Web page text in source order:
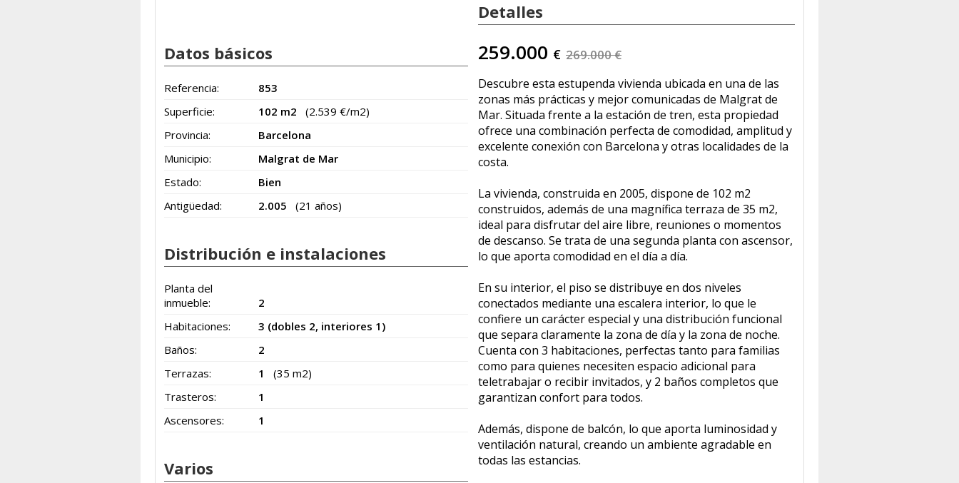
Datos básicos
Referencia:
853
Superficie:
102 m2
(2.539 €/m2)
Provincia:
Barcelona
Municipio:
Malgrat de Mar
Estado:
Bien
Antigüedad:
2.005 (21 años)
Distribución e instalaciones
Planta del
inmueble:
2
Habitaciones:
3 (dobles 2, interiores 1)
Baños:
2
Terrazas:
1
(35 m2)
Trasteros:
1
Ascensores:
1
Varios
Detalles
259.000 € 269.000 €
Descubre esta estupenda vivienda ubicada en una de las
zonas más prácticas y mejor comunicadas de Malgrat de
Mar. Situada frente a la estación de tren, esta propiedad
ofrece una combinación perfecta de comodidad, amplitud y
excelente conexión con Barcelona y otras localidades de la
costa.
La vivienda, construida en 2005, dispone de 102 m2
construidos, además de una magnífica terraza de 35 m2,
ideal para disfrutar del aire libre, reuniones o momentos
de descanso. Se trata de una segunda planta con ascensor,
lo que aporta comodidad en el día a día.
En su interior, el piso se distribuye en dos niveles
conectados mediante una escalera interior, lo que le
confiere un carácter especial y una distribución funcional
que separa claramente la zona de día y la zona de noche.
Cuenta con 3 habitaciones, perfectas tanto para familias
como para quienes necesiten espacio adicional para
teletrabajar o recibir invitados, y 2 baños completos que
garantizan confort para todos.
Además, dispone de balcón, lo que aporta luminosidad y
ventilación natural, creando un ambiente agradable en
todas las estancias.